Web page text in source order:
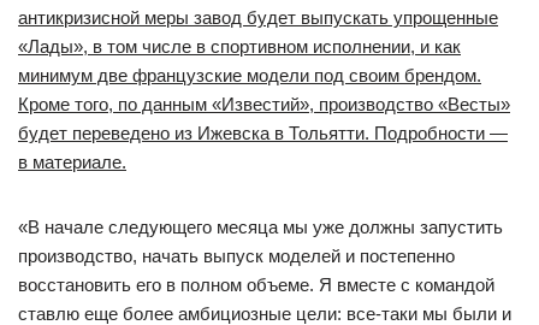
антикризисной меры завод будет выпускать упрощенные
«Лады», в том числе в спортивном исполнении, и как
минимум две французские модели под своим брендом.
Кроме того, по данным «Известий», производство «Весты»
будет переведено из Ижевска в Тольятти. Подробности —
в материале.
«В начале следующего месяца мы уже должны запустить
производство, начать выпуск моделей и постепенно
восстановить его в полном объеме. Я вместе с командой
ставлю еще более амбициозные цели: все-таки мы были и